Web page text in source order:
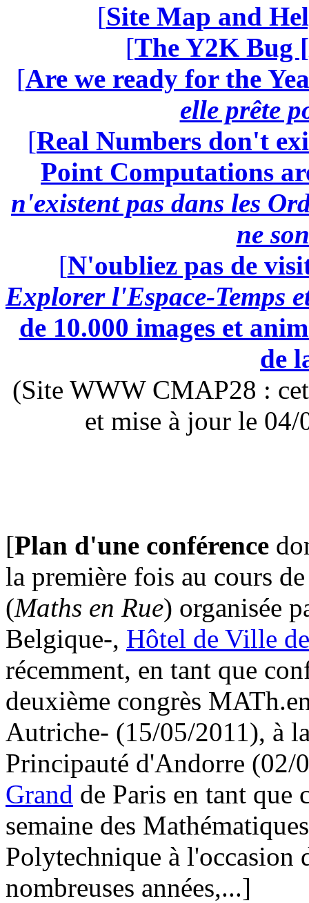
[Site Map and
[The Y2K Bug [
[Are we ready for the
elle prête
[Real Numbers don't
Point Computations
n'existent pas dans les
ne
[N'oubliez pas de
Explorer l'Espace-Temps
de 10.000 images et
de
(Site WWW CMAP28 :
et mise à jour le
[Plan d'une conférence
la première fois au cours
(Maths en Rue) organisée
Belgique-, Hôtel de Ville
récemment, en tant que
deuxième congrès
Autriche- (15/05/2011), à
Principauté d'Andorre (02/
Grand de Paris en tant que
semaine des
Polytechnique à l'occasion
nombreuses années,...]